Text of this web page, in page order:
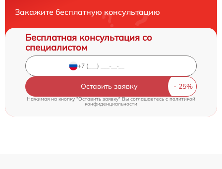
Закажите бесплатную консультацию
Бесплатная консультация со
специалистом
Оставить заявку
Нажимая на кнопку "Оставить заявку" Вы соглашаетесь cполитикой
конфиденциальности